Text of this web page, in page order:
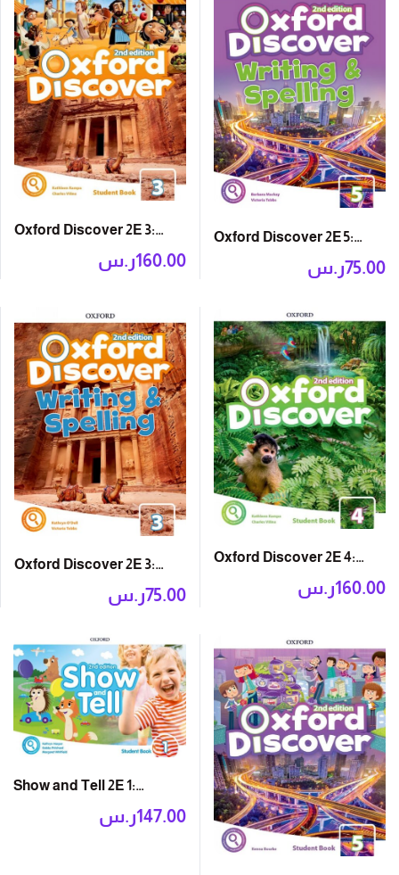
Oxford Discover 2E 5:
Writing and Spelling
ر.س75.00
Oxford Discover 2E 3:
Student Book with App
ر.س160.00
Oxford Discover 2E 4:
Student Book with App
ر.س160.00
Oxford Discover 2E 3:
Writing and Spelling
ر.س75.00
Show and Tell 2E 1:
Student Book Pack
ر.س147.00